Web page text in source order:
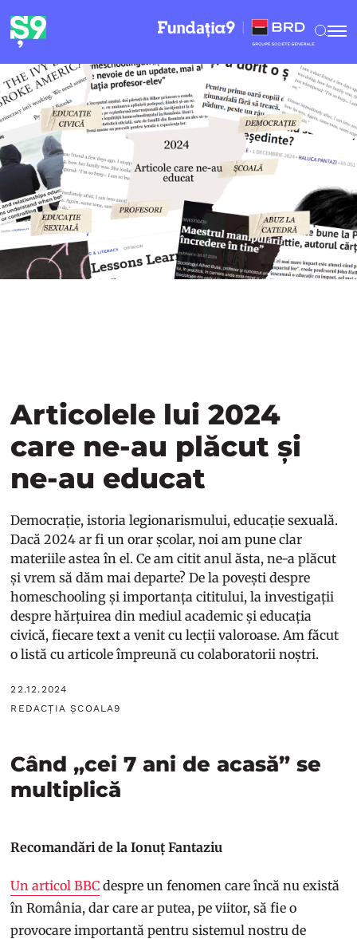
Articolele lui 2024
care ne-au plăcut și
ne-au educat
Democrație, istoria legionarismului, educație sexuală.
Dacă 2024 ar fi un orar școlar, noi am pune clar
materiile astea în el. Ce am citit anul ăsta, ne-a plăcut
și vrem să dăm mai departe? De la povești despre
homeschooling și importanța cititului, la investigații
despre hărțuirea din mediul academic și educația
civică, fiecare text a venit cu lecții valoroase. Am făcut
o listă cu articole împreună cu colaboratorii noștri.
22.12.2024
REDACȚIA ȘCOALA9
Când „cei 7 ani de acasă” se
multiplică
Recomandări de la Ionuț Fantaziu
Un articol BBC despre un fenomen care încă nu există
în România, dar care ar putea, pe viitor, să fie o
provocare importantă pentru sistemul nostru de